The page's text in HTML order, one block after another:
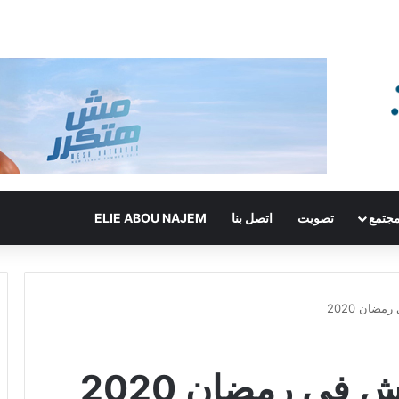
مجتمع تصويت اتصل بنا ELIE ABOU NAJEM